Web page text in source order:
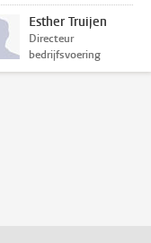
Esther Truijen
Directeur
bedrijfsvoering